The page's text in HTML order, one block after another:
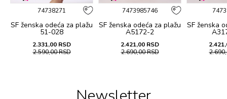
74738271
SF ženska оdеća za plažu
51-028
2.331,00 RSD
2.590,00RSD
7473985746
SF ženska оdеća za plažu
A5172-2
2.421,00 RSD
2.690,00RSD
SF ženska